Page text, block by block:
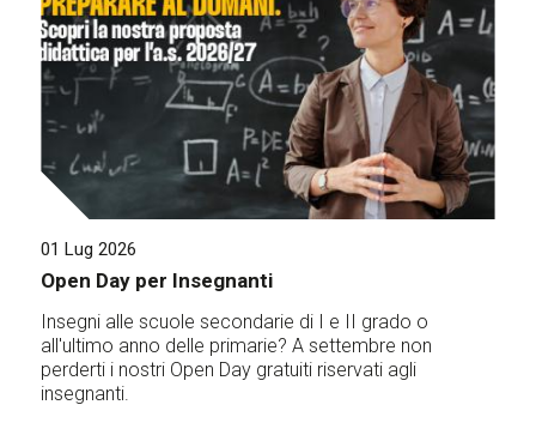
01 Lug 2026
Open Day per Insegnanti
Insegni alle scuole secondarie di I e II grado o
all'ultimo anno delle primarie? A settembre non
perderti i nostri Open Day gratuiti riservati agli
insegnanti.